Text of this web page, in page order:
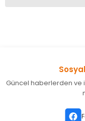
Ürün resmi
Ürün
Ürün fiyatı diğer
Güncel haberlerden ve